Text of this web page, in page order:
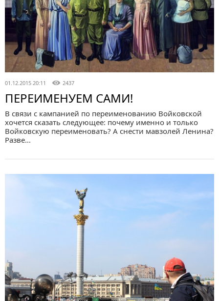
01.12.2015 20:11 2437
ПЕРЕИМЕНУЕМ САМИ!
В связи с кампанией по переименованию Войковской
хочется сказать следующее: почему именно и только
Войковскую переименовать? А снести мавзолей Ленина?
Разве…